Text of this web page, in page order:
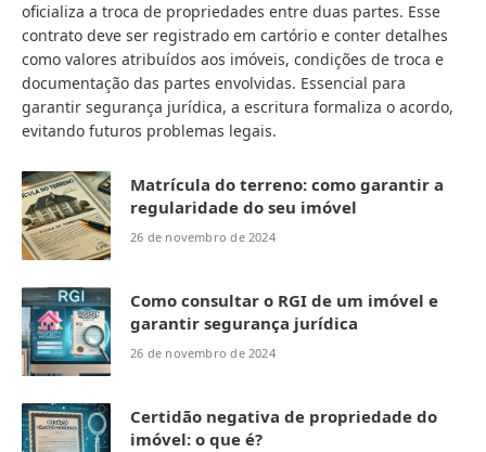
oficializa a troca de propriedades entre duas partes. Esse
contrato deve ser registrado em cartório e conter detalhes
como valores atribuídos aos imóveis, condições de troca e
documentação das partes envolvidas. Essencial para
garantir segurança jurídica, a escritura formaliza o acordo,
evitando futuros problemas legais.
Matrícula do terreno: como garantir a
regularidade do seu imóvel
26 de novembro de 2024
Como consultar o RGI de um imóvel e
garantir segurança jurídica
26 de novembro de 2024
Certidão negativa de propriedade do
imóvel: o que é?